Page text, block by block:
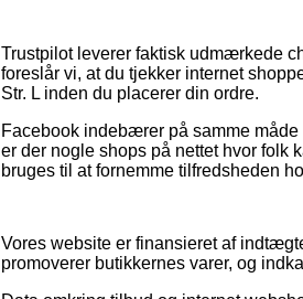
Trustpilot leverer faktisk udmærkede
foreslår vi, at du tjekker internet
Str. L inden du placerer din ordre.
Facebook indebærer på samme
er der nogle shops på nettet hvor folk
bruges til at fornemme tilfredsheden
Vores website er finansieret af
promoverer butikkernes varer, og